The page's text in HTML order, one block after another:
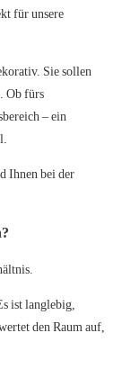
für unsere
Sie sollen
Ob fürs
– ein
Ihnen bei der
ist langlebig,
den Raum auf,